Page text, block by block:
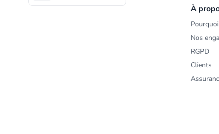
À
Nos
RGPD
Clients